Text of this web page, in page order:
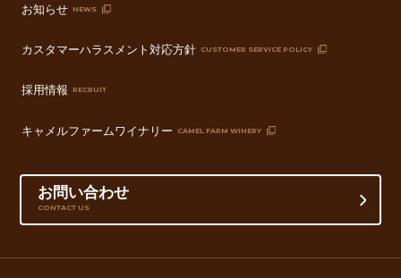
お知らせ NEWS
カスタマーハラスメント対応方針 CUSTOMER SERVICE POLICY
採用情報 RECRUIT
キャメルファームワイナリー CAMEL FARM WINERY
お問い合わせ
CONTACT US